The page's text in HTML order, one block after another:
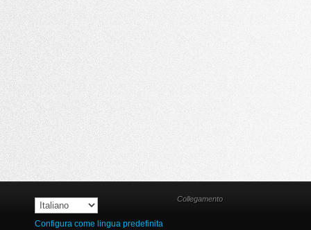
Configura come lingua predefinita
Collegamento